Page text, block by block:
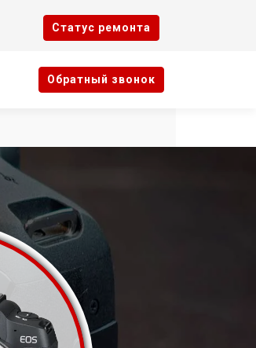
Cтатус ремонта
Oбратный звонок